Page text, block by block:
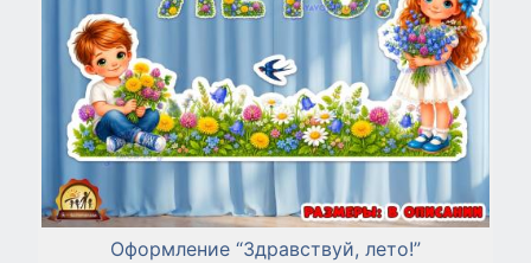
Оформление “Здравствуй, лето!”